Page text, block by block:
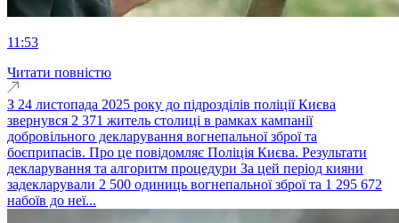
11:53
Читати повністю
З 24 листопада 2025 року до підрозділів поліції Києва
звернувся 2 371 житель столиці в рамках кампанії
добровільного декларування вогнепальної зброї та
боєприпасів. Про це повідомляє Поліція Києва. Результати
декларування та алгоритм процедури За цей період кияни
задекларували 2 500 одиниць вогнепальної зброї та 1 295 672
набоїв до неї...